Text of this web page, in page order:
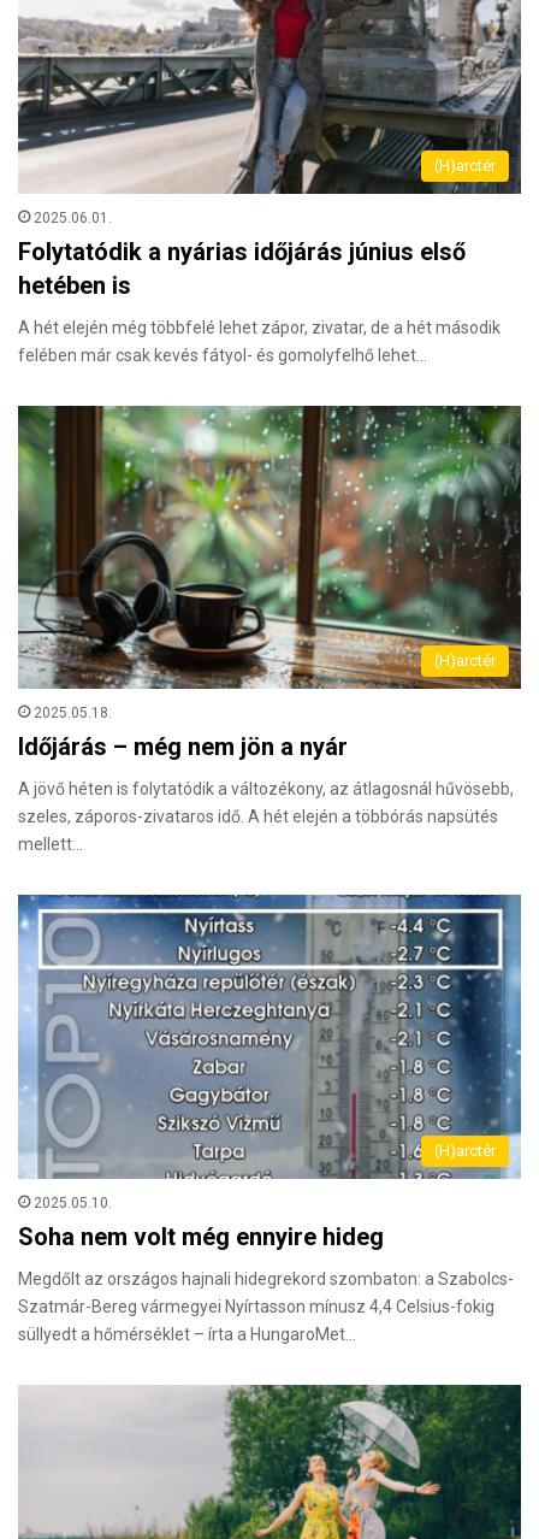
(H)arctér
2025.06.01.
Folytatódik a nyárias időjárás június első
hetében is
A hét elején még többfelé lehet zápor, zivatar, de a hét második
felében már csak kevés fátyol- és gomolyfelhő lehet…
(H)arctér
2025.05.18.
Időjárás – még nem jön a nyár
A jövő héten is folytatódik a változékony, az átlagosnál hűvösebb,
szeles, záporos-zivataros idő. A hét elején a többórás napsütés
mellett…
(H)arctér
2025.05.10.
Soha nem volt még ennyire hideg
Megdőlt az országos hajnali hidegrekord szombaton: a Szabolcs-
Szatmár-Bereg vármegyei Nyírtasson mínusz 4,4 Celsius-fokig
süllyedt a hőmérséklet – írta a HungaroMet…